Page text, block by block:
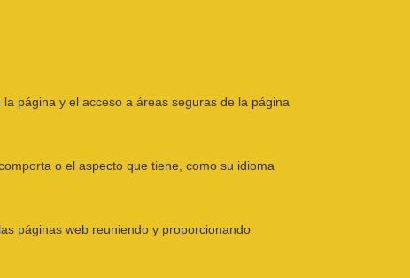
página y el acceso a áreas seguras de la página
o el aspecto que tiene, como su idioma
páginas web reuniendo y proporcionando